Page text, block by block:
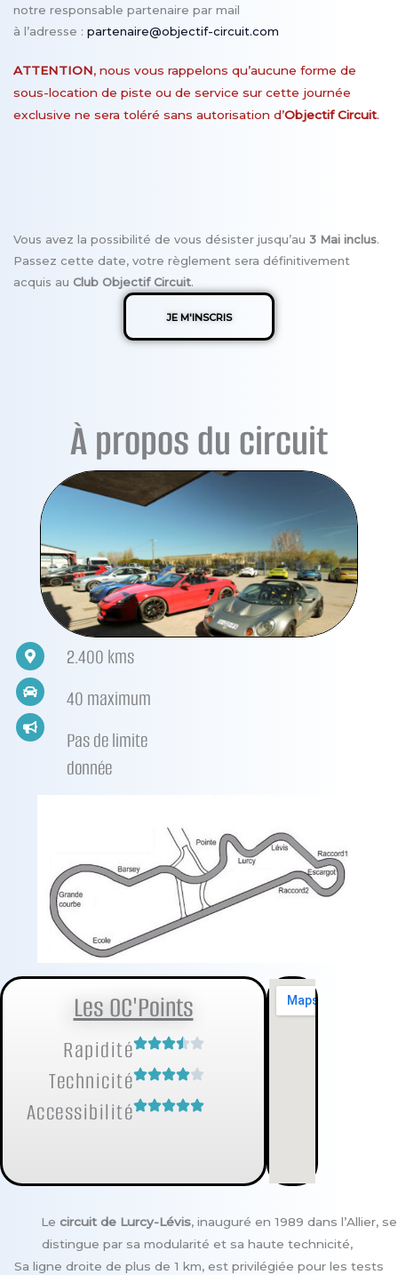
notre responsable partenaire par mail
à l’adresse : partenaire@objectif-circuit.com
ATTENTION, nous vous rappelons qu’aucune forme de
sous-location de piste ou de service sur cette journée
exclusive ne sera toléré sans autorisation d’Objectif Circuit.
Vous avez la possibilité de vous désister jusqu’au 3 Mai inclus.
Passez cette date, votre règlement sera définitivement
acquis au Club Objectif Circuit.
JE M'INSCRIS
À propos du circuit
2.400 kms
40 maximum
Pas de limite
donnée
Les OC'Points
Rapidité
Technicité
Accessibilité
Le circuit de Lurcy-Lévis, inauguré en 1989 dans l’Allier, se
distingue par sa modularité et sa haute technicité,
Sa ligne droite de plus de 1 km, est privilégiée pour les tests